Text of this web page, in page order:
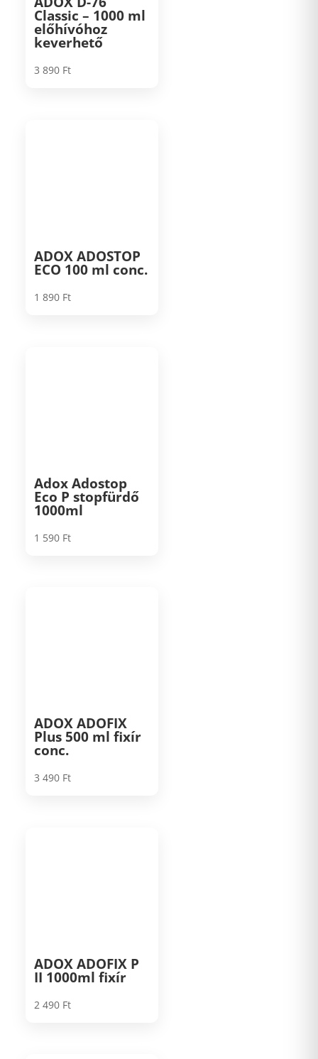
Classic – 1000 ml
előhívóhoz
keverhető
3 890 Ft
ADOX ADOSTOP
ECO 100 ml conc.
1 890 Ft
Adox Adostop
Eco P stopfürdő
1000ml
1 590 Ft
ADOX ADOFIX
Plus 500 ml fixír
conc.
3 490 Ft
ADOX ADOFIX P
II 1000ml fixír
2 490 Ft